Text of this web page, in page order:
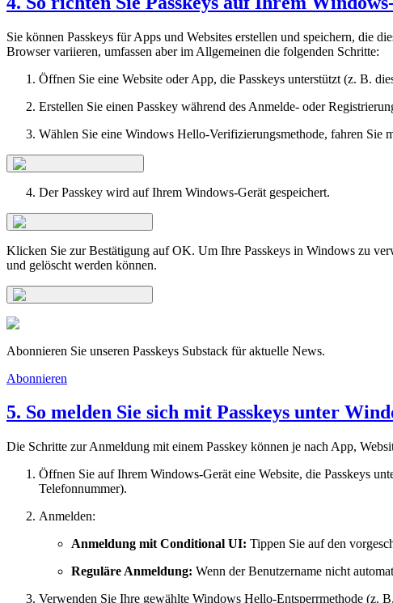
Sie können Passkeys für Apps und Websites erstellen und speichern, die
Browser variieren, umfassen aber im Allgemeinen die folgenden Schritte:
Öffnen Sie eine Website oder App, die Passkeys unterstützt (z. B.
Erstellen Sie einen Passkey während des Anmelde- oder
Wählen Sie eine Windows Hello-Verifizierungsmethode, fahren
Der Passkey wird auf Ihrem Windows-Gerät gespeichert.
Klicken Sie zur Bestätigung auf OK. Um Ihre Passkeys in Windows zu
und gelöscht werden können.
Abonnieren Sie unseren Passkeys Substack für aktuelle News.
Abonnieren
5. So melden Sie sich mit Passkeys unter
Die Schritte zur Anmeldung mit einem Passkey können je nach App,
Öffnen Sie auf Ihrem Windows-Gerät eine Website, die Passkeys
Telefonnummer).
Anmelden:
Anmeldung mit Conditional UI: Tippen Sie auf den
Reguläre Anmeldung: Wenn der Benutzername nicht
Verwenden Sie Ihre gewählte Windows Hello-Entsperrmethode (z.